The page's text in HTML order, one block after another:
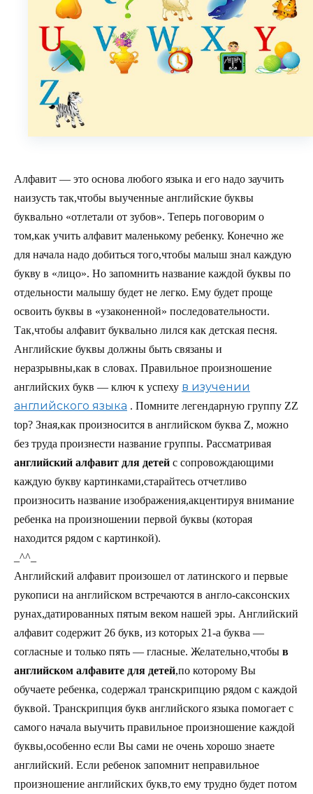
Алфавит — это основа любого языка и его надо заучить
наизусть так,чтобы выученные английские буквы
буквально «отлетали от зубов». Теперь поговорим о
том,как учить алфавит маленькому ребенку. Конечно же
для начала надо добиться того,чтобы малыш знал каждую
букву в «лицо». Но запомнить название каждой буквы по
отдельности малышу будет не легко. Ему будет проще
освоить буквы в «узаконенной» последовательности.
Так,чтобы алфавит буквально лился как детская песня.
Английские буквы должны быть связаны и
неразрывны,как в словах. Правильное произношение
английских букв — ключ к успеху в изучении
английского языка . Помните легендарную группу ZZ
top? Зная,как произносится в английском буква Z, можно
без труда произнести название группы. Рассматривая
английский алфавит для детей с сопровождающими
каждую букву картинками,старайтесь отчетливо
произносить название изображения,акцентируя внимание
ребенка на произношении первой буквы (которая
находится рядом с картинкой).
_^^_
Английский алфавит произошел от латинского и первые
рукописи на английском встречаются в англо-саксонских
рунах,датированных пятым веком нашей эры. Английский
алфавит содержит 26 букв, из которых 21-а буква —
согласные и только пять — гласные. Желательно,чтобы в
английском алфавите для детей,по которому Вы
обучаете ребенка, содержал транскрипцию рядом с каждой
буквой. Транскрипция букв английского языка помогает с
самого начала выучить правильное произношение каждой
буквы,особенно если Вы сами не очень хорошо знаете
английский. Если ребенок запомнит неправильное
произношение английских букв,то ему трудно будет потом